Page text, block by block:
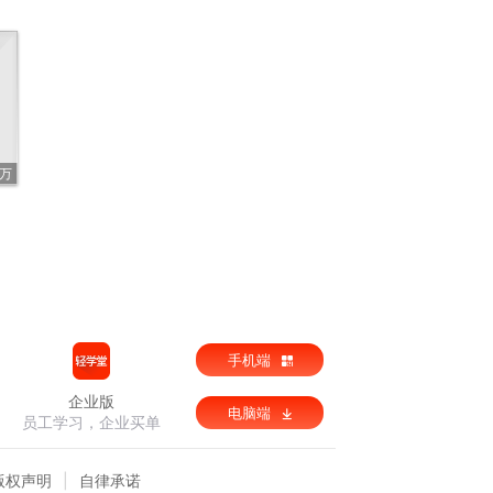
企业版
员工学习，企业买单
手机端
电脑端
权声明 自律承诺